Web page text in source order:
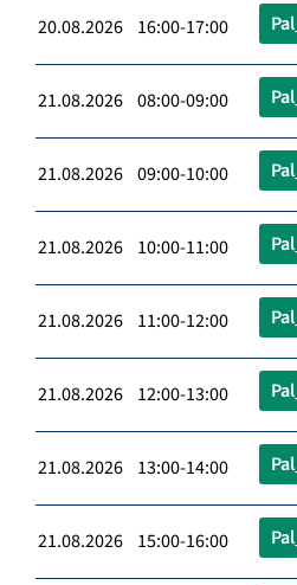
20.08.2026 16:00-17:00
21.08.2026 08:00-09:00
21.08.2026 09:00-10:00
21.08.2026 10:00-11:00
21.08.2026 11:00-12:00
21.08.2026 12:00-13:00
21.08.2026 13:00-14:00
21.08.2026 15:00-16:00